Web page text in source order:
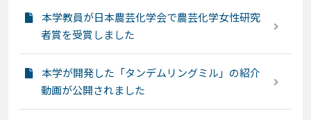
本学教員が日本農芸化学会で農芸化学女性研究
者賞を受賞しました
本学が開発した「タンデムリングミル」の紹介
動画が公開されました